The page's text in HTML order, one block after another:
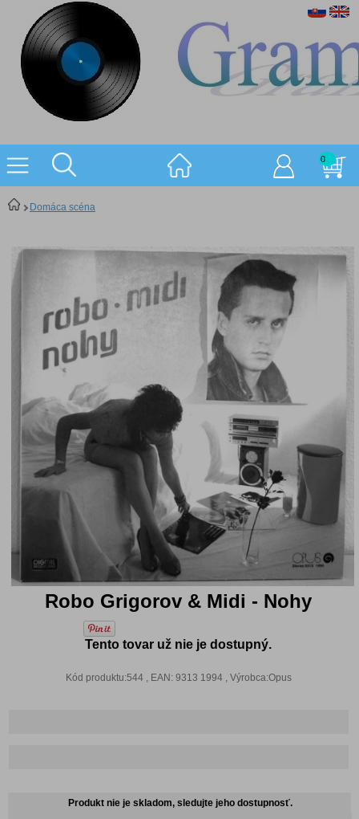
0
Domáca scéna
Robo Grigorov & Midi - Nohy
Tento tovar už nie je dostupný.
Kód produktu:544 , EAN: 9313 1994 , Výrobca:Opus
Produkt nie je skladom, sledujte jeho dostupnosť.